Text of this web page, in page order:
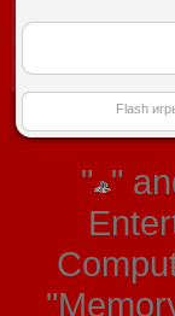
Flash
" "